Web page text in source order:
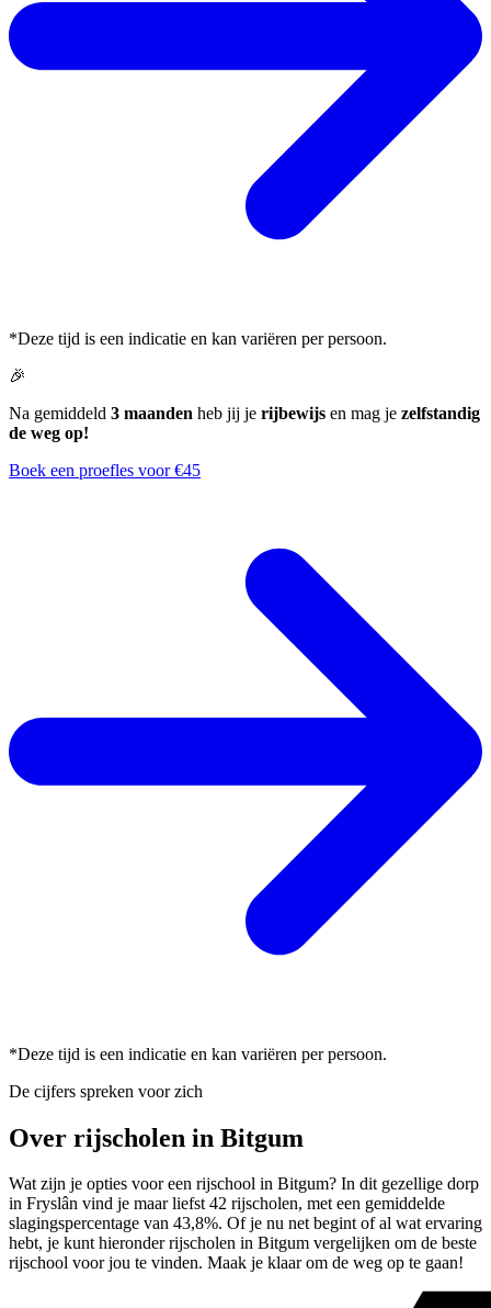
*Deze tijd is een indicatie en kan variëren per persoon.
🎉
Na gemiddeld 3 maanden heb jij je rijbewijs en mag je zelfstandig
de weg op!
Boek een proefles voor €45
*Deze tijd is een indicatie en kan variëren per persoon.
De cijfers spreken voor zich
Over rijscholen in Bitgum
Wat zijn je opties voor een rijschool in Bitgum? In dit gezellige dorp
in Fryslân vind je maar liefst 42 rijscholen, met een gemiddelde
slagingspercentage van 43,8%. Of je nu net begint of al wat ervaring
hebt, je kunt hieronder rijscholen in Bitgum vergelijken om de beste
rijschool voor jou te vinden. Maak je klaar om de weg op te gaan!